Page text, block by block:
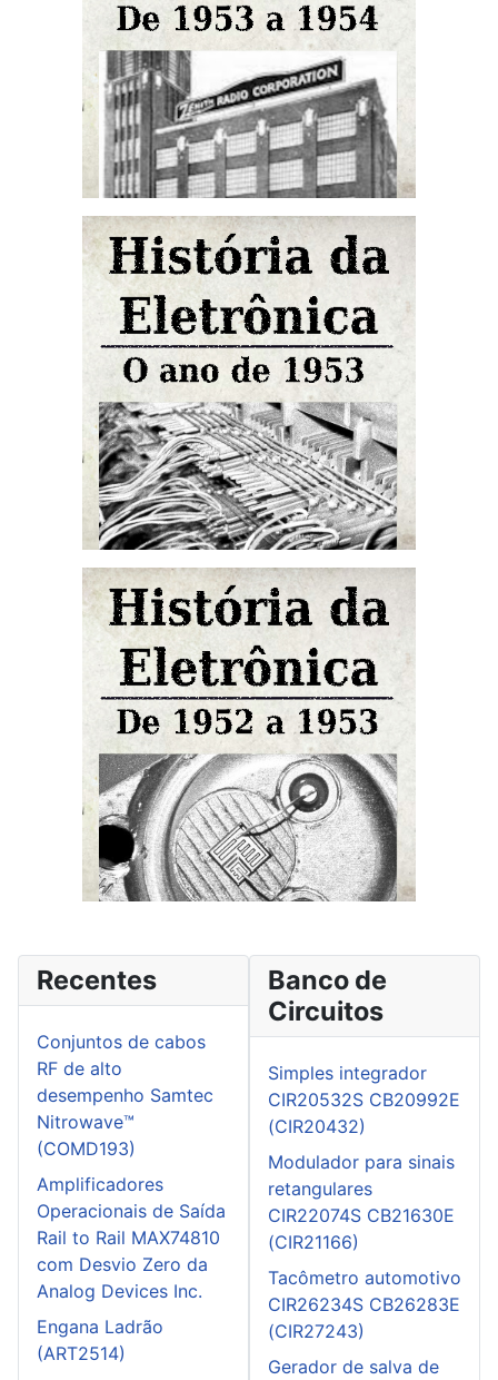
Recentes
Conjuntos de cabos
RF de alto
desempenho Samtec
Nitrowave™
(COMD193)
Amplificadores
Operacionais de Saída
Rail to Rail MAX74810
com Desvio Zero da
Analog Devices Inc.
Engana Ladrão
(ART2514)
Banco de
Circuitos
Simples integrador
CIR20532S CB20992E
(CIR20432)
Modulador para sinais
retangulares
CIR22074S CB21630E
(CIR21166)
Tacômetro automotivo
CIR26234S CB26283E
(CIR27243)
Gerador de salva de